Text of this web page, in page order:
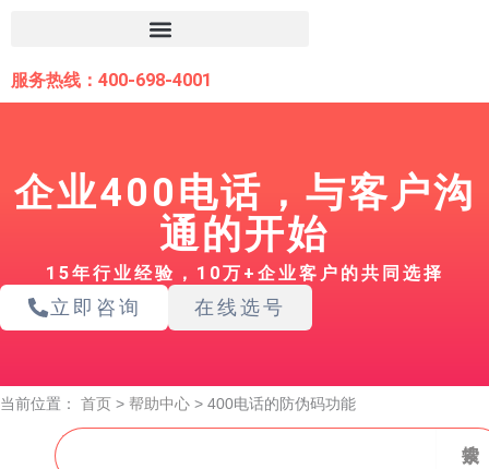
内
容
服务热线：400-698-4001
企业400电话，与客户沟
通的开始
15年行业经验，10万+企业客户的共同选择
立即咨询 在线选号
当前位置： 首页 > 帮助中心 > 400电话的防伪码功能
搜
索
搜索